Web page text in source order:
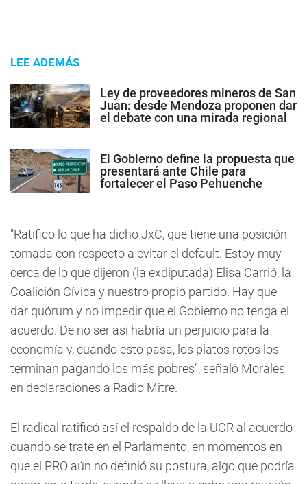
LEE ADEMÁS
Ley de proveedores mineros de San
Juan: desde Mendoza proponen dar
el debate con una mirada regional
El Gobierno define la propuesta que
presentará ante Chile para
fortalecer el Paso Pehuenche
"Ratifico lo que ha dicho JxC, que tiene una posición
tomada con respecto a evitar el default. Estoy muy
cerca de lo que dijeron (la exdiputada) Elisa Carrió, la
Coalición Cívica y nuestro propio partido. Hay que
dar quórum y no impedir que el Gobierno no tenga el
acuerdo. De no ser así habría un perjuicio para la
economía y, cuando esto pasa, los platos rotos los
terminan pagando los más pobres", señaló Morales
en declaraciones a Radio Mitre.
El radical ratificó así el respaldo de la UCR al acuerdo
cuando se trate en el Parlamento, en momentos en
que el PRO aún no definió su postura, algo que podría